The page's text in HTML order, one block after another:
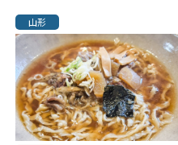
山形